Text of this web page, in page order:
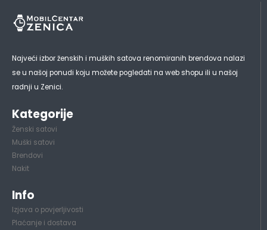
Najveći izbor ženskih i muških satova renomiranih brendova nalazi
se u našoj ponudi koju možete pogledati na web shopu ili u našoj
radnji u Zenici.
Kategorije
Ženski satovi
Muški satovi
Brendovi
Nakit
Info
Izjava o povjerljivosti
Plaćanje i dostava